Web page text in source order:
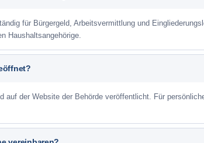
für Bürgergeld, Arbeitsvermittlung und
Haushaltsangehörige.
auf der Website der Behörde veröffentlicht. Für